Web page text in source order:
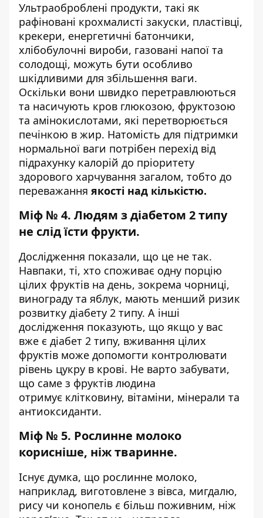
Ультраоброблені продукти, такі як
рафіновані крохмалисті закуски, пластівці,
крекери, енергетичні батончики,
хлібобулочні вироби, газовані напої та
солодощі, можуть бути особливо
шкідливими для збільшення ваги.
Оскільки вони швидко перетравлюються
та насичують кров глюкозою, фруктозою
та амінокислотами, які перетворюється
печінкою в жир. Натомість для підтримки
нормальної ваги потрібен перехід від
підрахунку калорій до пріоритету
здорового харчування загалом, тобто до
переважання якості над кількістю.
Міф № 4. Людям з діабетом 2 типу
не слід їсти фрукти.
Дослідження показали, що це не так.
Навпаки, ті, хто споживає одну порцію
цілих фруктів на день, зокрема чорниці,
винограду та яблук, мають менший ризик
розвитку діабету 2 типу. А інші
дослідження показують, що якщо у вас
вже є діабет 2 типу, вживання цілих
фруктів може допомогти контролювати
рівень цукру в крові. Не варто забувати,
що саме з фруктів людина
отримує клітковину, вітаміни, мінерали та
антиоксиданти.
Міф № 5. Рослинне молоко
корисніше, ніж тваринне.
Існує думка, що рослинне молоко,
наприклад, виготовлене з вівса, мигдалю,
рису чи конопель є більш поживним, ніж